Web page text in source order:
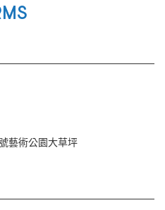
藝術公園大草坪